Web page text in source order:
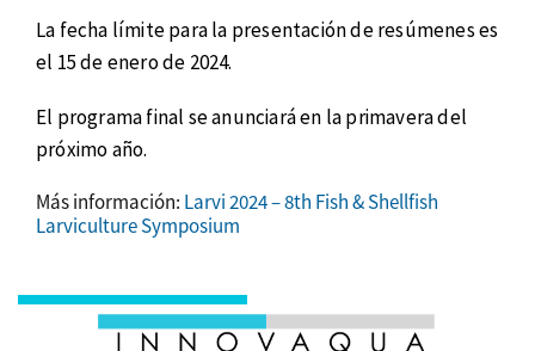
La fecha límite para la presentación de resúmenes es
el 15 de enero de 2024.
El programa final se anunciará en la primavera del
próximo año.
Más información: Larvi 2024 – 8th Fish & Shellfish
Larviculture Symposium